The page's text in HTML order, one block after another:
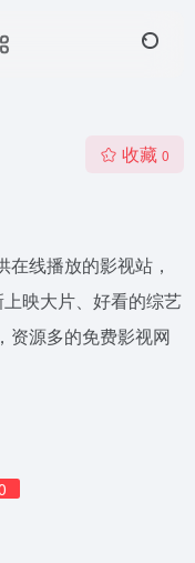
收藏 0
线播放的影视站，
映大片、好看的综艺
资源多的免费影视网